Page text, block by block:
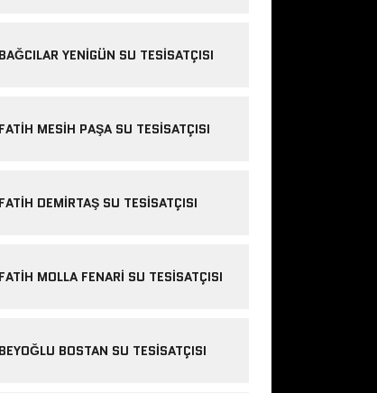
BAĞCILAR YENIGÜN SU TESISATÇISI
FATIH MESIH PAŞA SU TESISATÇISI
FATIH DEMIRTAŞ SU TESISATÇISI
FATIH MOLLA FENARI SU TESISATÇISI
BEYOĞLU BOSTAN SU TESISATÇISI